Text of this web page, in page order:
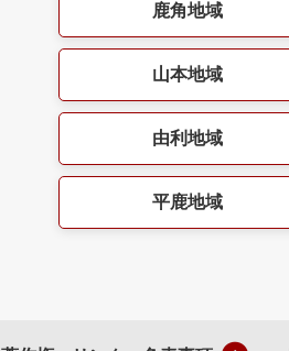
鹿角地域
山本地域
由利地域
平鹿地域